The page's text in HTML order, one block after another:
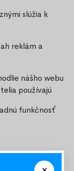
slúžia k
reklám a
nášho webu
používajú
funkčnosť